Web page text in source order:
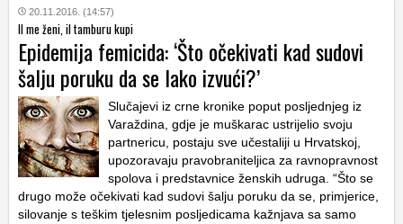
20.11.2016. (14:57)
Il me ženi, il tamburu kupi
Epidemija femicida: ‘Što očekivati kad sudovi
šalju poruku da se lako izvući?’
Slučajevi iz crne kronike poput posljednjeg iz
Varaždina, gdje je muškarac ustrijelio svoju
partnericu, postaju sve učestaliji u Hrvatskoj,
upozoravaju pravobraniteljica za ravnopravnost
spolova i predstavnice ženskih udruga. “Što se
drugo može očekivati kad sudovi šalju poruku da se, primjerice,
silovanje s teškim tjelesnim posljedicama kažnjava sa samo